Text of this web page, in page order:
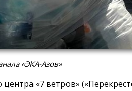
«ЭКА-Азов»
«7 ветров»